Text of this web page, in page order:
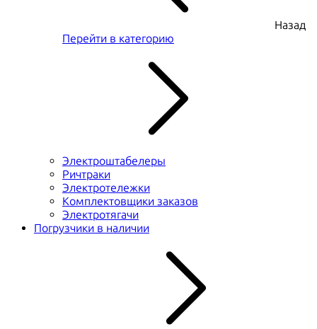
Назад
Перейти в категорию
Электроштабелеры
Ричтраки
Электротележки
Комплектовщики заказов
Электротягачи
Погрузчики в наличии